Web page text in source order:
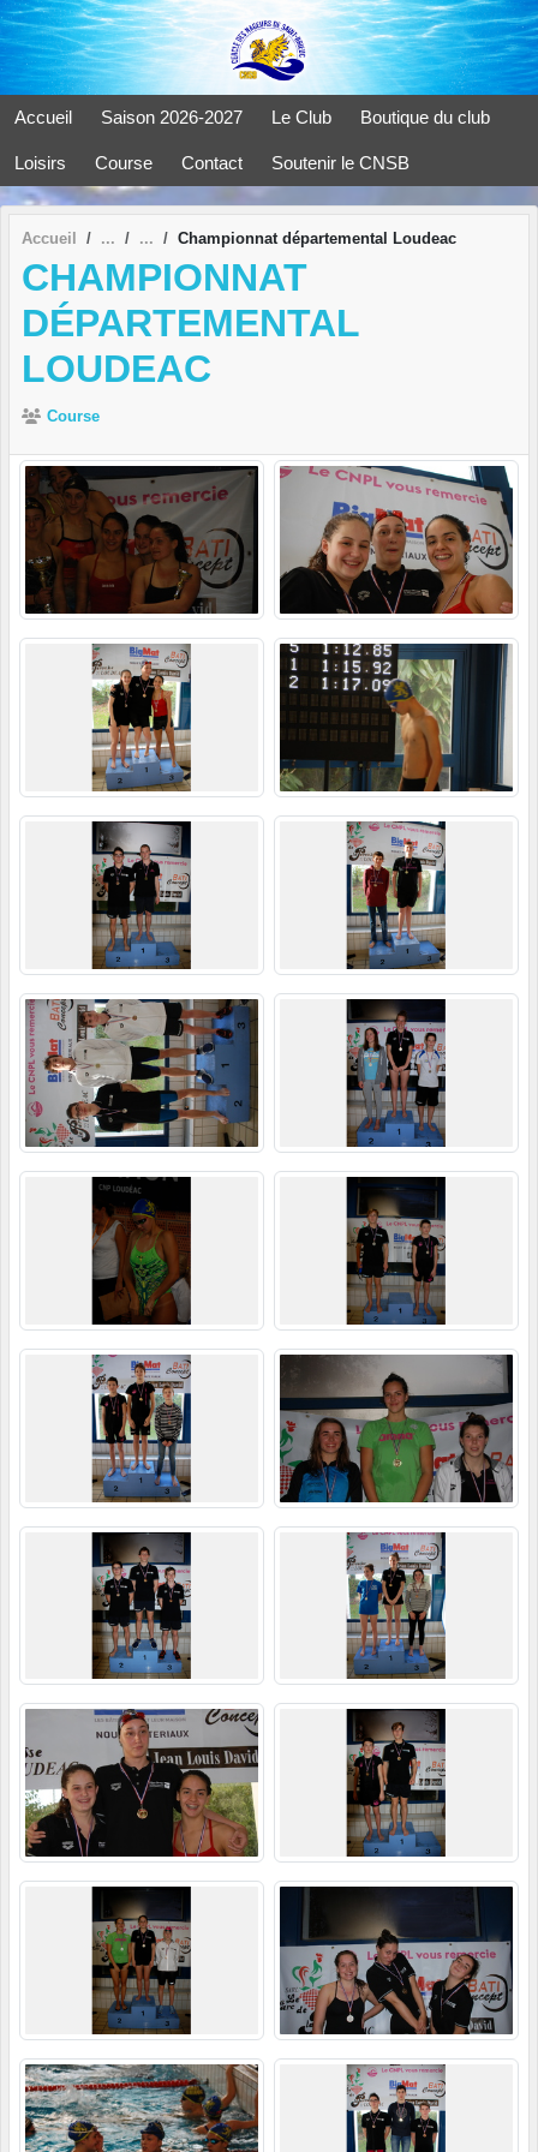
Accueil Saison 2026-2027 Le Club Boutique du club
Loisirs Course Contact Soutenir le CNSB
Accueil Championnat départemental Loudeac
CHAMPIONNAT
DÉPARTEMENTAL
LOUDEAC
Course
Panneau de gestion des cookies